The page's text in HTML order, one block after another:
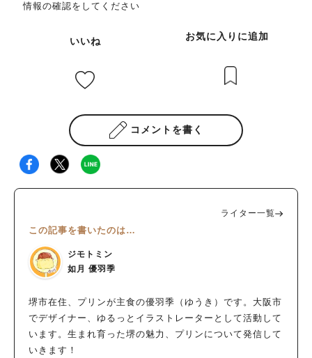
情報の確認をしてください
いいね お気に入りに追加
コメントを書く
ライター一覧
この記事を書いたのは…
ジモトミン
如月 優羽季
堺市在住、プリンが主食の優羽季（ゆうき）です。大阪市
でデザイナー、ゆるっとイラストレーターとして活動して
います。生まれ育った堺の魅力、プリンについて発信して
いきます！